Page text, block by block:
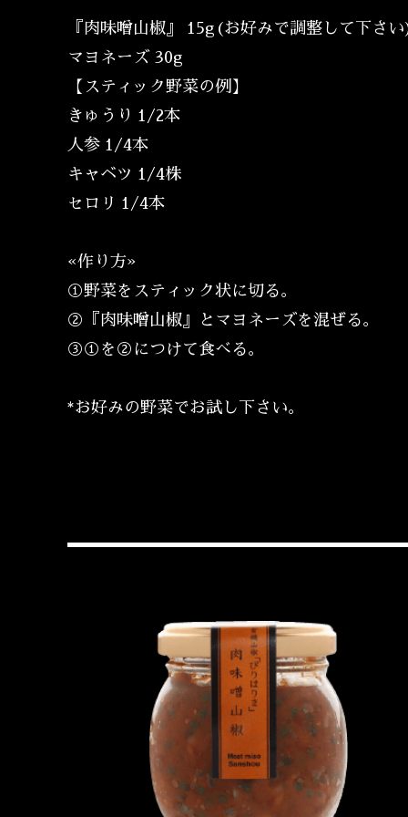
『肉味噌山椒』 15g(お好みで調整して下さ
マヨネーズ 30g
【スティック野菜の例】
きゅうり 1/2本
人参 1/4本
キャベツ 1/4株
セロリ 1/4本
«作り方»
①野菜をスティック状に切る。
②『肉味噌山椒』とマヨネーズを混ぜる。
③①を②につけて食べる。
*お好みの野菜でお試し下さい。